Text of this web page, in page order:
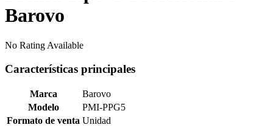
Barovo
No Rating Available
Características principales
Marca
Barovo
Modelo
PMI-PPG5
Formato de venta Unidad